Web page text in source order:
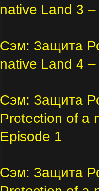
native Land 3
Сэм: Защита
native Land 4
Сэм: Защита
Protection of a
Episode 1
Сэм: Защита